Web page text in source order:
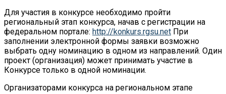
Для участия в конкурсе необходимо пройти
региональный этап конкурса, начав с регистрации на
федеральном портале: http://konkurs.rgsu.net При
заполнении электронной формы заявки возможно
выбрать одну номинацию в одном из направлений. Один
проект (организация) может принимать участие в
Конкурсе только в одной номинации.
Организаторами конкурса на региональном этапе